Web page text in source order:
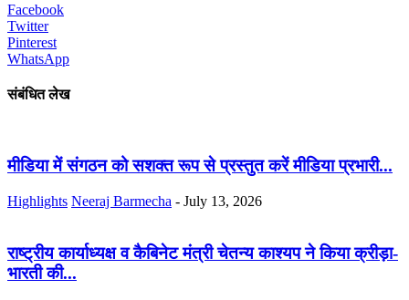
Facebook
Twitter
Pinterest
WhatsApp
संबंधित लेख
मीडिया में संगठन को सशक्त रूप से प्रस्तुत करें मीडिया प्रभारी...
Highlights Neeraj Barmecha - July 13, 2026
राष्ट्रीय कार्याध्यक्ष व कैबिनेट मंत्री चेतन्य काश्यप ने किया क्रीड़ा-
भारती की...